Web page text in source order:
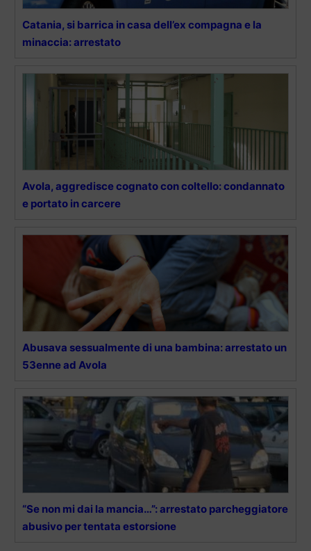
Catania, si barrica in casa dell’ex compagna e la
minaccia: arrestato
Avola, aggredisce cognato con coltello: condannato
e portato in carcere
Abusava sessualmente di una bambina: arrestato un
53enne ad Avola
“Se non mi dai la mancia…”: arrestato parcheggiatore
abusivo per tentata estorsione